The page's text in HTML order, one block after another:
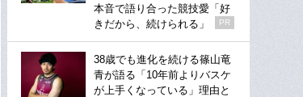
本音で語り合った競技愛「好
きだから、続けられる」
PR
38歳でも進化を続ける篠山竜
青が語る「10年前よりバスケ
が上手くなっている」理由と